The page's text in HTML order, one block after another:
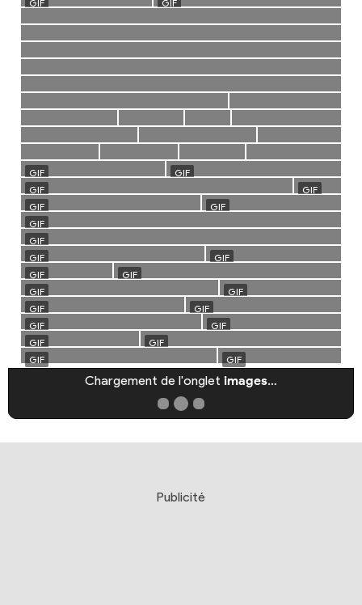
Chargement de l'onglet images…
Publicité